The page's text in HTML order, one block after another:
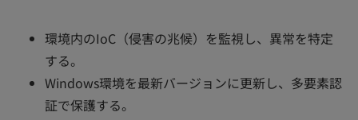
環境内のIoC（侵害の兆候）を監視し、異常を特定
する。
Windows環境を最新バージョンに更新し、多要素認
証で保護する。